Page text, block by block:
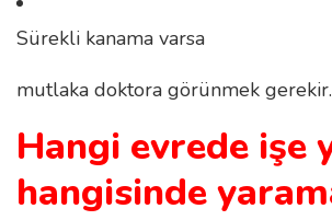
Sürekli kanama varsa
mutlaka doktora görünmek gerekir.
Hangi evrede işe
hangisinde